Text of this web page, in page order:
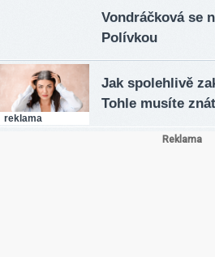
Vondráčková se
Polívkou
reklama
Jak spolehlivě
Tohle musíte znát